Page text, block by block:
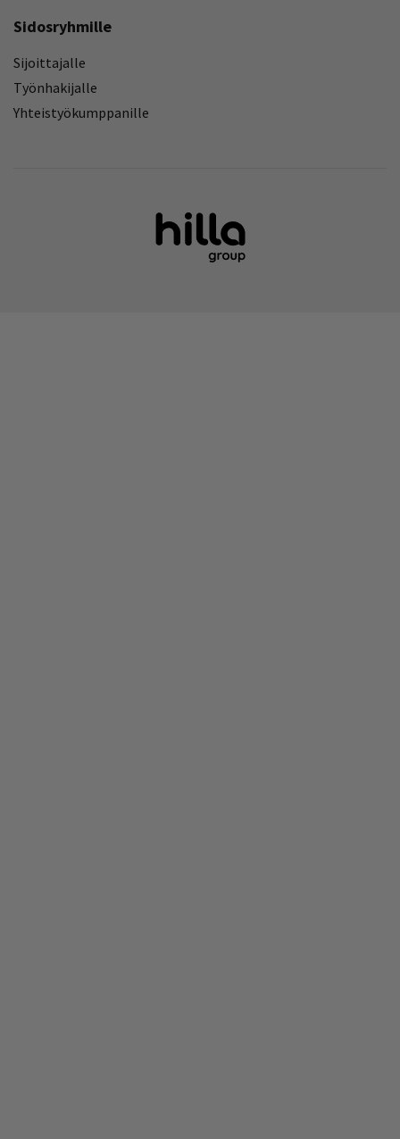
Sidosryhmille
Sijoittajalle
Työnhakijalle
Yhteistyökumppanille